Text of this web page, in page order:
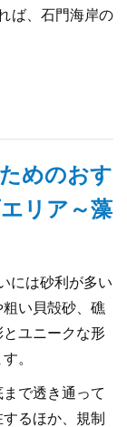
ば、石門海岸の
めのおす
リア～藻
には砂利が多い
い貝殻砂、礁
ユニークな形
。
で透き通って
るほか、規制